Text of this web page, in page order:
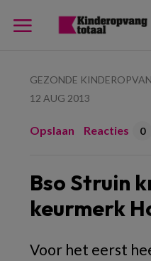
GEZONDE
12 AUG 2013
Opslaan Reacties 0
Bso Struin
keurmerk
Voor het eerst